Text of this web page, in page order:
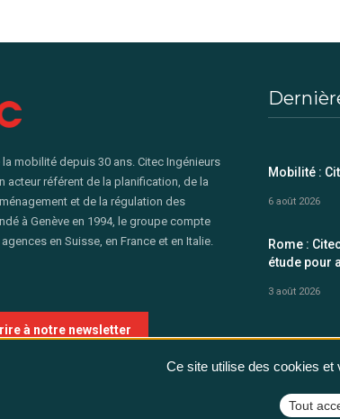
mobilité depuis 30 ans. Citec Ingénieurs
acteur référent de la planification, de la
et de la régulation des
à Genève en 1994, le groupe compte
en Suisse, en France et en Italie.
à notre newsletter
Mobilité :
6 août 2026
Rome :
étude pour
3 août 2026
Ce site utilise des cookies et
Tout